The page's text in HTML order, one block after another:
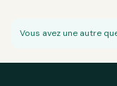
Vous avez une autre